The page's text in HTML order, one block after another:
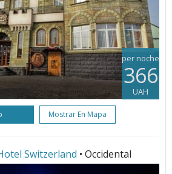
per noche
366
UAH
Mostrar En Mapa
Switzerland • Occidental